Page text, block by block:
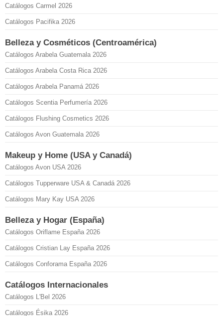
Catálogos Carmel 2026
Catálogos Pacifika 2026
Belleza y Cosméticos (Centroamérica)
Catálogos Arabela Guatemala 2026
Catálogos Arabela Costa Rica 2026
Catálogos Arabela Panamá 2026
Catálogos Scentia Perfumería 2026
Catálogos Flushing Cosmetics 2026
Catálogos Avon Guatemala 2026
Makeup y Home (USA y Canadá)
Catálogos Avon USA 2026
Catálogos Tupperware USA & Canadá 2026
Catálogos Mary Kay USA 2026
Belleza y Hogar (España)
Catálogos Oriflame España 2026
Catálogos Cristian Lay España 2026
Catálogos Conforama España 2026
Catálogos Internacionales
Catálogos L'Bel 2026
Catálogos Ésika 2026